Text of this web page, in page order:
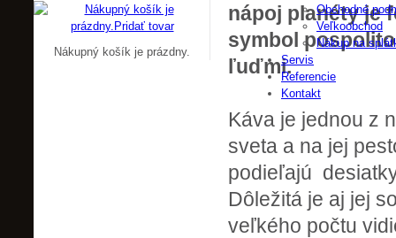
Obchodné
Veľkoobchod
Nákup na
Servis
Referencie
Kontakt
nápoj planéty je
symbol
ľuďmi.
Káva je jednou z
sveta a na jej
podieľajú
Dôležitá je aj jej
veľkého počtu
Nákupný košík je prázdny.